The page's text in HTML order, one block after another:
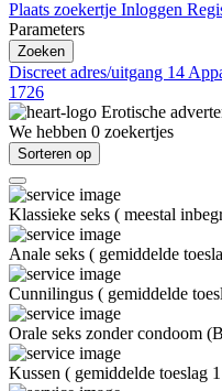
Plaats zoekertje Inloggen
Parameters
Zoeken
Discreet adres/uitgang 14
1726
Erotische
We hebben 0 zoekertjes
Sorteren op
Klassieke seks ( meestal
Anale seks ( gemiddelde
Cunnilingus ( gemiddelde
Orale seks zonder condoom
Kussen ( gemiddelde toeslag